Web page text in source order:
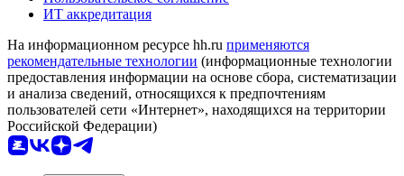
ИТ аккредитация
На информационном ресурсе hh.ru применяются
рекомендательные технологии (информационные технологии
предоставления информации на основе сбора, систематизации
и анализа сведений, относящихся к предпочтениям
пользователей сети «Интернет», находящихся на территории
Российской Федерации)